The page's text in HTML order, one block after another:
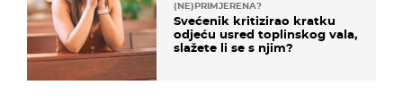
(NE)PRIMJERENA?
Svećenik kritizirao kratku
odjeću usred toplinskog vala,
slažete li se s njim?